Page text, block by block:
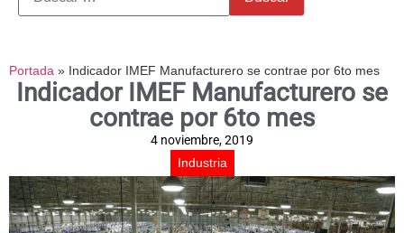
Portada » Indicador IMEF Manufacturero se contrae por 6to mes
Indicador IMEF Manufacturero se
contrae por 6to mes
4 noviembre, 2019
Industria